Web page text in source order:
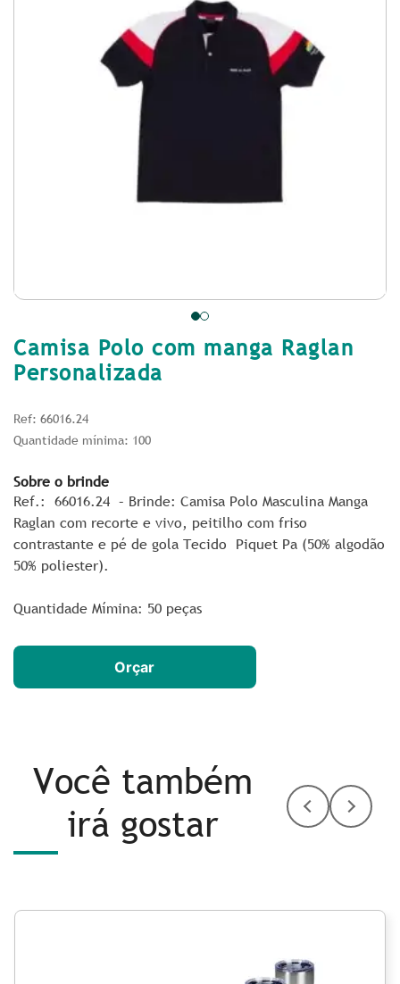
Camisa Polo com manga Raglan
Personalizada
Ref: 66016.24
Quantidade mínima: 100
Sobre o brinde
Ref.: 66016.24 – Brinde: Camisa Polo Masculina Manga
Raglan com recorte e vivo, peitilho com friso
contrastante e pé de gola Tecido Piquet Pa (50% algodão
50% poliester).
Quantidade Mímina: 50 peças
Orçar
Você também
irá gostar